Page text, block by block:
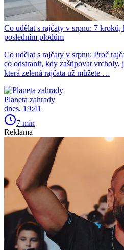
Co udělat s rajčaty v srpnu: 7 kroků,
posledním plodům
Co udělat s rajčaty v srpnu: Proč
co odstranit, kdy zaštipovat vrcholy,
která zelená rajčata už můžete …
Planeta zahrady
dnes, 19:41
7 min
Reklama